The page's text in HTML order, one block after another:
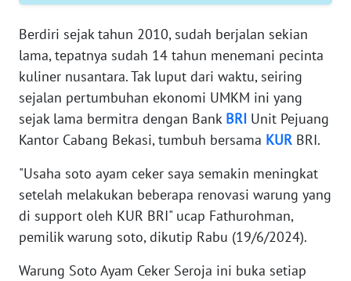
Berdiri sejak tahun 2010, sudah berjalan sekian
lama, tepatnya sudah 14 tahun menemani pecinta
kuliner nusantara. Tak luput dari waktu, seiring
sejalan pertumbuhan ekonomi UMKM ini yang
sejak lama bermitra dengan Bank BRI Unit Pejuang
Kantor Cabang Bekasi, tumbuh bersama KUR BRI.
"Usaha soto ayam ceker saya semakin meningkat
setelah melakukan beberapa renovasi warung yang
di support oleh KUR BRI" ucap Fathurohman,
pemilik warung soto, dikutip Rabu (19/6/2024).
Warung Soto Ayam Ceker Seroja ini buka setiap
WN
RIAU
WN
SERAMBI
WN
JAMBI
SULTRA
WN